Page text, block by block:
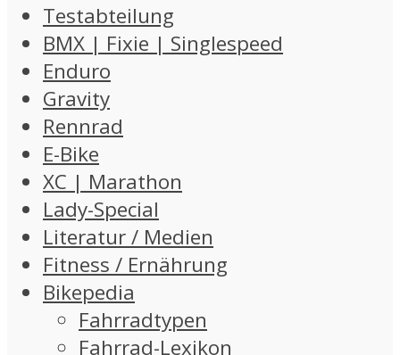
Testabteilung
BMX | Fixie | Singlespeed
Enduro
Gravity
Rennrad
E-Bike
XC | Marathon
Lady-Special
Literatur / Medien
Fitness / Ernährung
Bikepedia
Fahrradtypen
Fahrrad-Lexikon